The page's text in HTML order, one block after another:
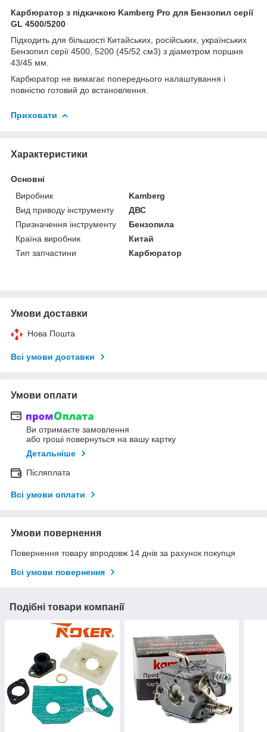
Карбюратор з підкачкою Kamberg Pro для Бензопил серії
GL 4500/5200
Підходить для більшості Китайських, російських, українських
Бензопил серії 4500, 5200 (45/52 см3) з діаметром поршня
43/45 мм.
Карбюратор не вимагає попереднього налаштування і
повністю готовий до встановлення.
Приховати
Характеристики
Основні
Виробник
Kamberg
Вид приводу інструменту
ДВС
Призначення інструменту
Бензопила
Країна виробник
Китай
Тип запчастини
Карбюратор
Умови доставки
Нова Пошта
Всі умови доставки
Умови оплати
Ви отримаєте замовлення
або гроші повернуться на вашу картку
Детальніше
Післяплата
Всі умови оплати
Умови повернення
Повернення товару впродовж 14 днів за рахунок покупця
Всі умови повернення
Подібні товари компанії